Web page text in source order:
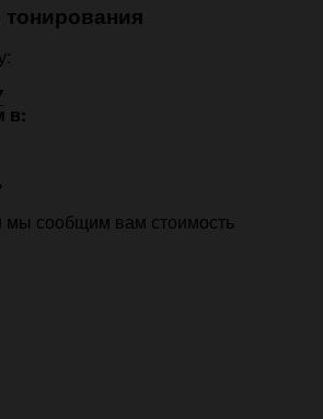
в:
сообщим вам стоимость